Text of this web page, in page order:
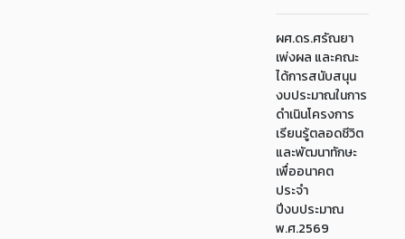
ผศ.ดร.ศรัณยา
เพ่งผล และคณะ
ได้การสนับสนุน
งบประมาณในการ
ดำเนินโครงการ
เรียนรู้ตลอดชีวิต
และพัฒนาทักษะ
เพื่ออนาคต
ประจำ
ปีงบประมาณ
พ.ศ.2569